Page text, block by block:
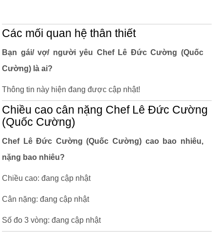
Các mối quan hệ thân thiết
Bạn gái/ vợ/ người yêu Chef Lê Đức Cường (Quốc
Cường) là ai?
Thông tin này hiện đang được cập nhật!
Chiều cao cân nặng Chef Lê Đức Cường
(Quốc Cường)
Chef Lê Đức Cường (Quốc Cường) cao bao nhiêu,
nặng bao nhiêu?
Chiều cao: đang cập nhật
Cân nặng: đang cập nhật
Số đo 3 vòng: đang cập nhật